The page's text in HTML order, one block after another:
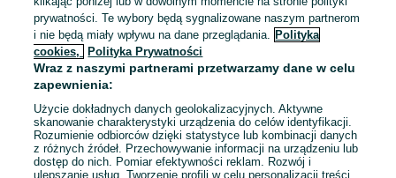
prywatności. Te wybory będą sygnalizowane naszym partnerom
i nie będą miały wpływu na dane przeglądania. Polityka
cookies,
Polityka Prywatności
Wraz z naszymi partnerami przetwarzamy dane w celu
zapewnienia:
Użycie dokładnych danych geolokalizacyjnych. Aktywne
skanowanie charakterystyki urządzenia do celów identyfikacji.
Rozumienie odbiorców dzięki statystyce lub kombinacji danych
z różnych źródeł. Przechowywanie informacji na urządzeniu lub
dostęp do nich. Pomiar efektywności reklam. Rozwój i
ulepszanie usług. Tworzenie profili w celu personalizacji treści.